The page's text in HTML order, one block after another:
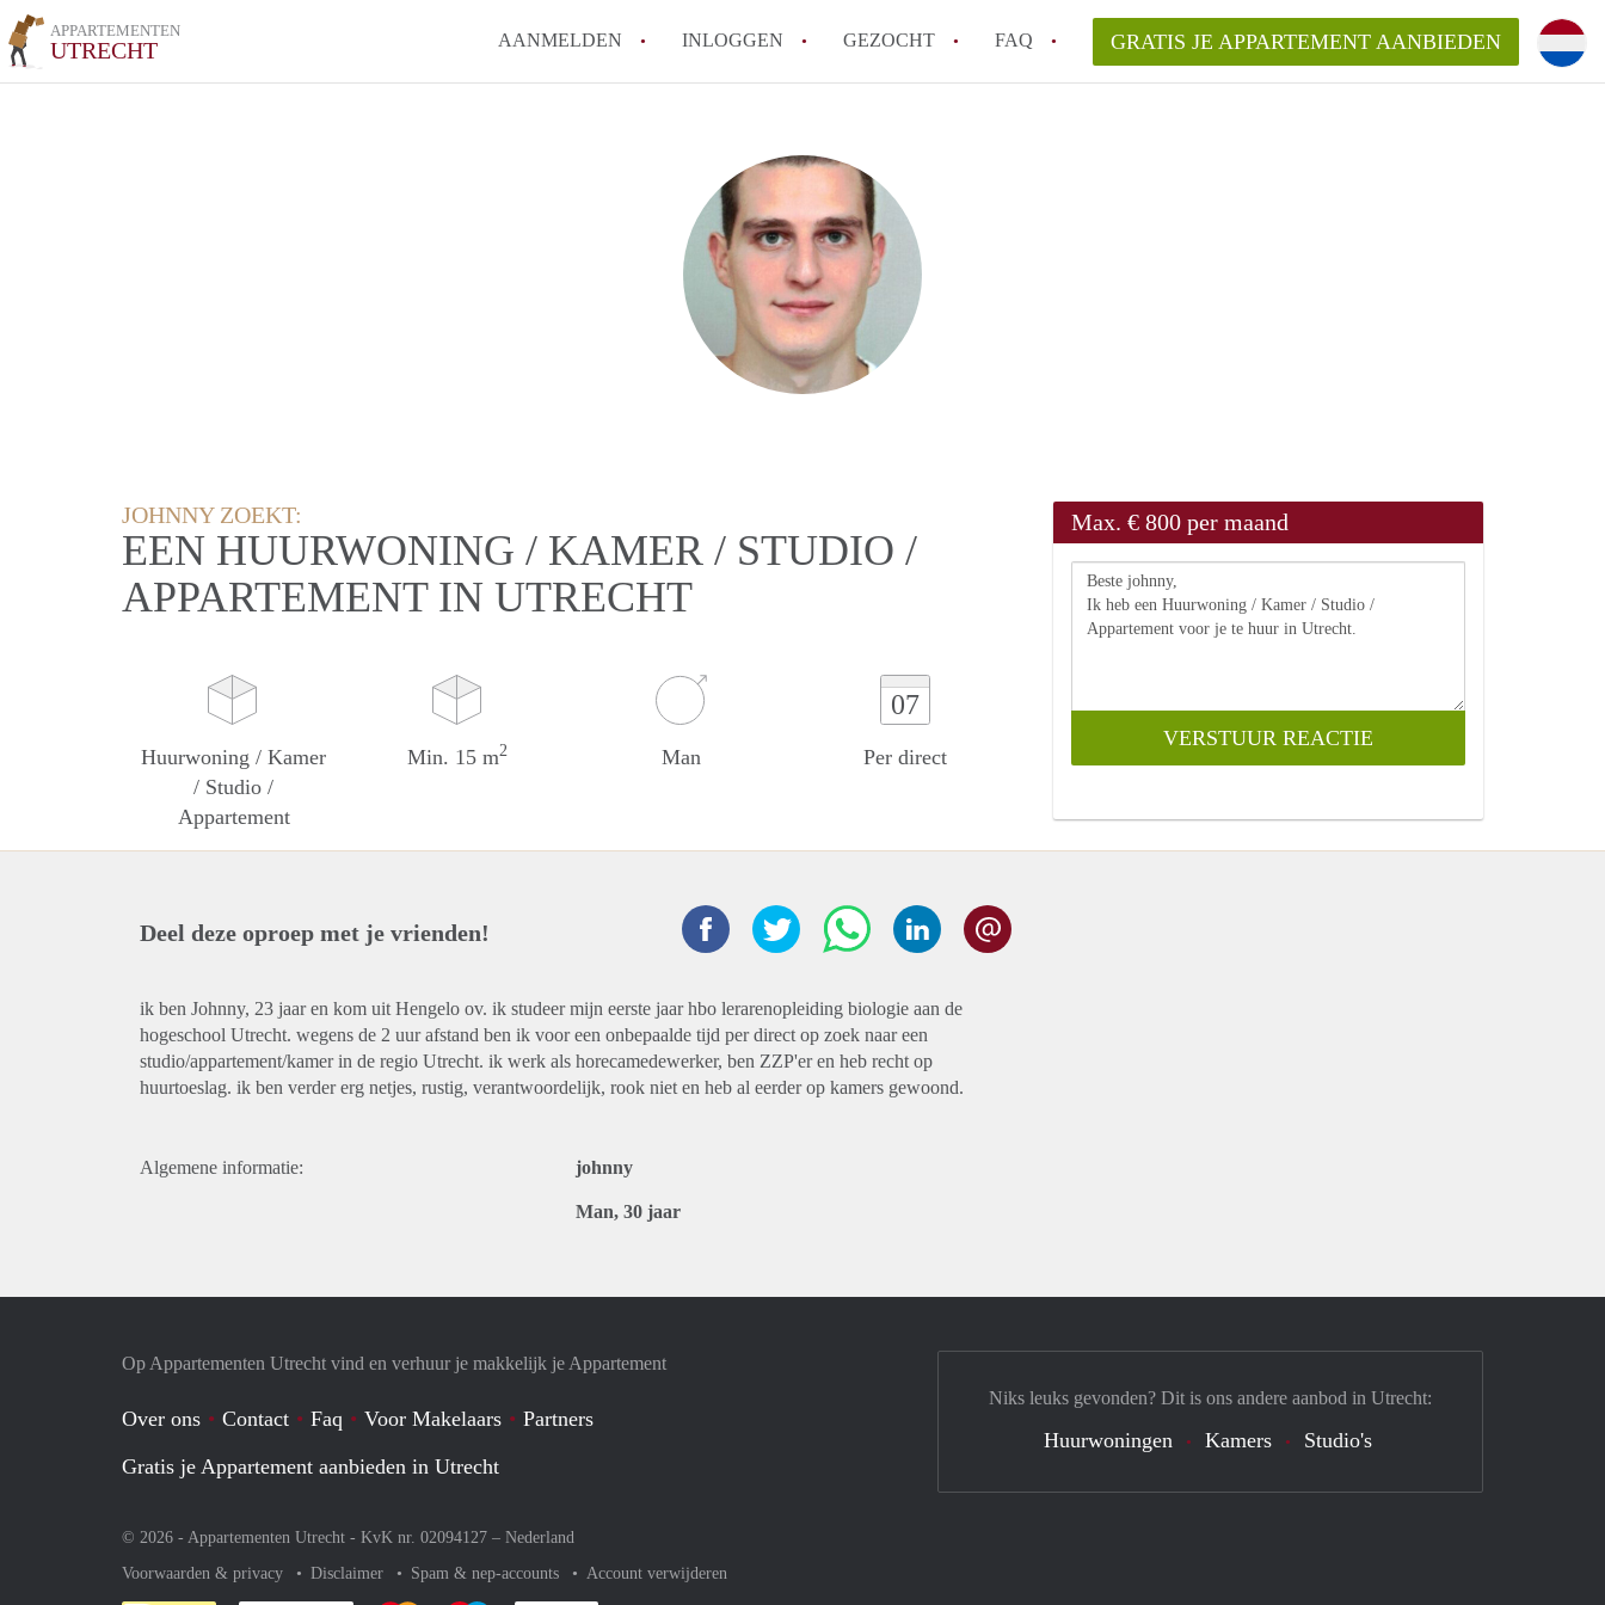
APPARTEMENTEN
UTRECHT AANMELDEN INLOGGEN GEZOCHT FAQ
How to translate AppartementenUtrecht!
Wat is AppartementenUtrecht?
Wat is de privacyverklaring van AppartementenUtrecht ?
Berekent AppartementenUtrecht
makelaarsvergoeding/bemiddelingsvergoeding?
Is AppartementenUtrecht verantwoordelijk voor het aangeboden
Appartement / Appartementen in Utrecht?
Alle veelgestelde vragen
GRATIS JE APPARTEMENT AANBIEDEN
JOHNNY ZOEKT:
EEN HUURWONING / KAMER / STUDIO /
APPARTEMENT IN UTRECHT
Huurwoning / Kamer
/ Studio /
Appartement
Min. 15 m2 Man
07
Per direct
Max. € 800 per maand
Deel deze oproep met je vrienden!
ik ben Johnny, 23 jaar en kom uit Hengelo ov. ik studeer mijn eerste jaar hbo lerarenopleiding biologie aan de
hogeschool Utrecht. wegens de 2 uur afstand ben ik voor een onbepaalde tijd per direct op zoek naar een
studio/appartement/kamer in de regio Utrecht. ik werk als horecamedewerker, ben ZZP'er en heb recht op
huurtoeslag. ik ben verder erg netjes, rustig, verantwoordelijk, rook niet en heb al eerder op kamers gewoond.
Algemene informatie: johnny
Man, 30 jaar
Op Appartementen Utrecht vind en verhuur je makkelijk je Appartement
Over ons Contact Faq Voor Makelaars
Partners
Gratis je Appartement aanbieden in Utrecht
© 2026 - Appartementen Utrecht - KvK nr. 02094127 – Nederland
Voorwaarden & privacy
Disclaimer Spam & nep-accounts Account verwijderen
Niks leuks gevonden? Dit is ons andere aanbod in Utrecht:
Huurwoningen Kamers Studio's